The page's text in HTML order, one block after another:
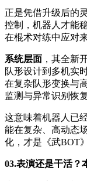
正是凭借升级后的
控制，机器人才能
在棍术对练中应对
系统层面 ，其全新
队形设计到多机实
在复杂队形变换与
监测与异常识别恢
这意味着机器人已
能在复杂、高动态
化，才是《武BOT
03.表演还是干活？